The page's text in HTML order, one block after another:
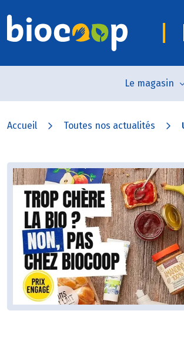
Le magasin
Accueil Toutes nos actualités